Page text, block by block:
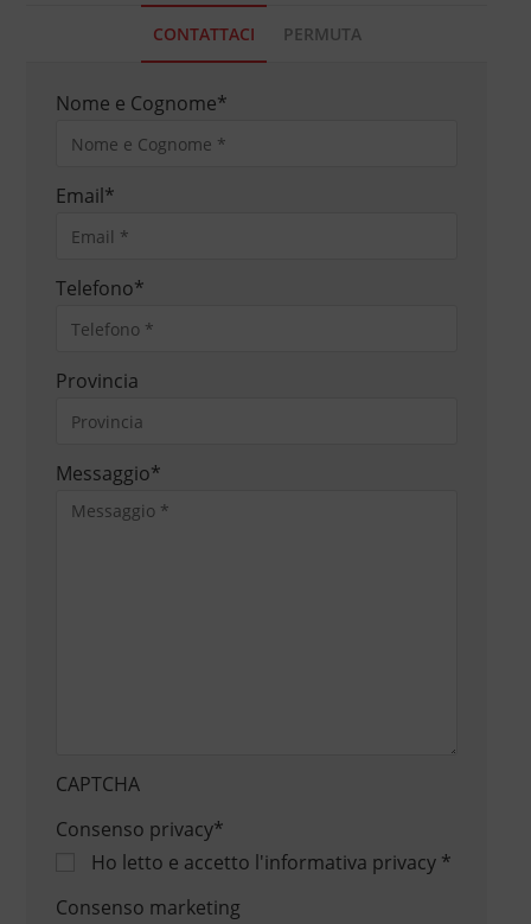
CONTATTACI PERMUTA
Nome e Cognome*
Email*
Telefono*
Provincia
Messaggio*
CAPTCHA
Consenso privacy*
Ho letto e accetto l'informativa privacy*
Consenso marketing